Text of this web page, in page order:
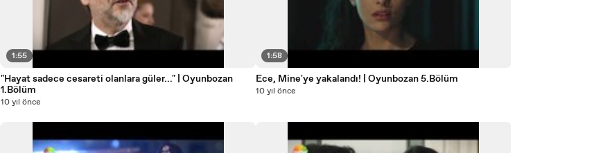
1:55
"Hayat sadece cesareti olanlara güler..." | Oyunbozan
1.Bölüm
10 yıl önce
1:58
Ece, Mine'ye yakalandı! | Oyunbozan 5.Bölüm
10 yıl önce